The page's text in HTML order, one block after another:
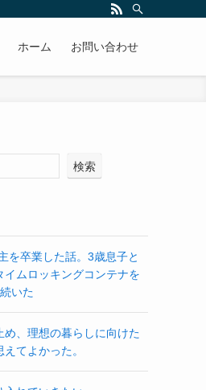
ホーム お問い合わせ
検索
を卒業した話。3歳息子と
イムロッキングコンテナを
いた
め、理想の暮らしに向けた
てよかった。